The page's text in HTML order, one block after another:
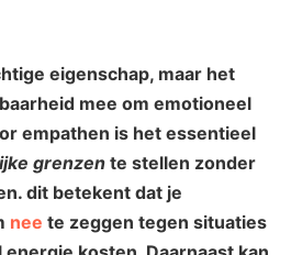
eigenschap, maar het
mee om emotioneel
empathen is het essentieel
grenzen te stellen zonder
dit betekent dat je
nee te zeggen tegen situaties